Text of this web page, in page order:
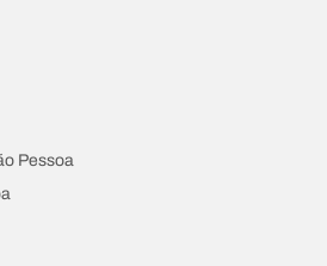
Pessoa